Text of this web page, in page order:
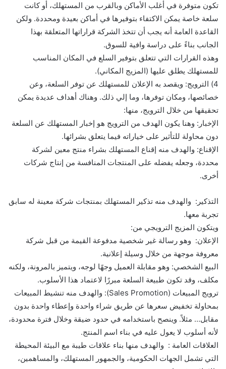
تكون متوفرة في أغلب الأماكن وبالقرب من المستهلك، أو كانت
سلعة خاصة يمكن الاكتفاء بتوفيرها في أماكن بعيدة ومحددة. ولكن
القاعدة العامة أنه يجب أن تتخذ الشركة قراراتها المتعلقة بهذا
الجانب بناءً على دراسة وافية للسوق.
وهذه القرارات التي تتعلق بتوفير السلع في المكان المناسب
للمستهلك يطلق عليها (المزيج المكاني).
4) الترويج: ويقصد به الإعلان للمستهلك عن توفر السلعة، وعن
خصائصها، ومكان توفرها، وما إلي ذلك. وهناك أهداف عديدة يمكن
تحقيقها من خلال الترويج، منها:
الإخبار: وهنا يكون الهدف من الترويج هو إخبار المستهلك عن السلعة
دون محاولة للتأثير على خياراته فيما يتعلق بشرائها.
الإقناع: والهدف منه إقناع المستهلك بشراء منتج معين لشركة
محددة، وجعله يفضله على المنتجات المنافسة من إنتاج شركات
أخرى.
التذكير: والهدف منه تذكير المستهلك بمنتجات شركة معينة له سابق
تجربة معها.
ويتكون المزيج الترويجي من:
الإعلان: وهو رسالة غير شخصية مدفوعة القيمة من قبل شركة
معروفة موجهة من خلال وسيلة إعلانية.
البيع الشخصي: وهو مقابلة العميل وجهًا لوجه، ويتميز بالمرونة، ولكنه
مكلف، وقد تكون طبيعة السلعة مبررًا لاعتماد هذا الأسلوب.
ترويج المبيعات (Sales Promotion): والهدف منه تنشيط المبيعات
بمحاولة تخفيض سعرها عن طريق شراء واحدة وإعطاء واحدة بدون
مقابل… مثلاً. وينصح باستخدامه في حدود ضيقة وخلال فترة محدودة،
لأنه أسلوب لا يعول عليه في بناء اسم المنتج.
العلاقات العامة : والهدف منها بناء علاقات طيبة مع البيئة المحيطة
التي تشمل الجهات الحكومية، والجمهور المستهلك، والمساهمين،